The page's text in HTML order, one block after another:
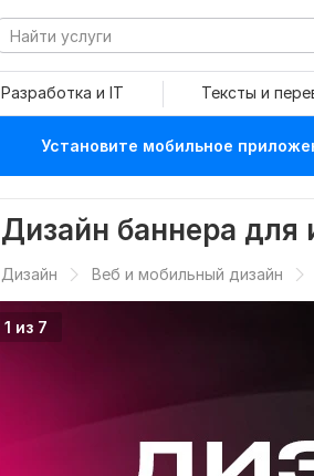
Разработка и IT Тексты и
Установите мобильное
Дизайн баннера для
Дизайн Веб и мобильный дизайн
1 из 7